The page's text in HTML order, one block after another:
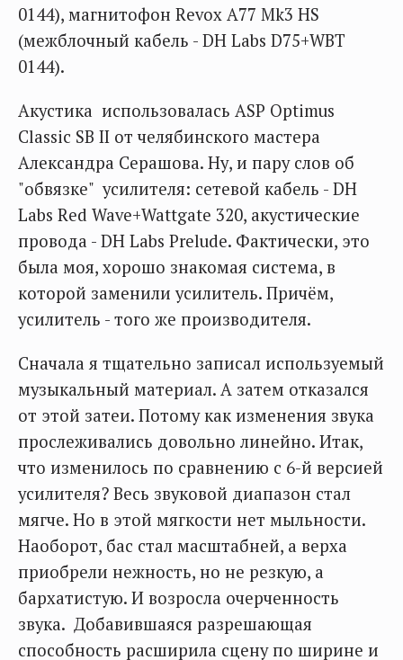
0144), магнитофон Revox A77 Mk3 HS
(межблочный кабель - DH Labs D75+WBT
0144).
Акустика использовалась ASP Optimus
Classic SB II от челябинского мастера
Александра Серашова. Ну, и пару слов об
"обвязке" усилителя: сетевой кабель - DH
Labs Red Wave+Wattgate 320, акустические
провода - DH Labs Prelude. Фактически, это
была моя, хорошо знакомая система, в
которой заменили усилитель. Причём,
усилитель - того же производителя.
Сначала я тщательно записал используемый
музыкальный материал. А затем отказался
от этой затеи. Потому как изменения звука
прослеживались довольно линейно. Итак,
что изменилось по сравнению с 6-й версией
усилителя? Весь звуковой диапазон стал
мягче. Но в этой мягкости нет мыльности.
Наоборот, бас стал масштабней, а верха
приобрели нежность, но не резкую, а
бархатистую. И возросла очерченность
звука. Добавившаяся разрешающая
способность расширила сцену по ширине и